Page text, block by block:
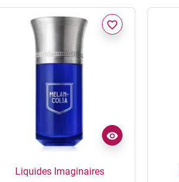
favorite_border
Liquides Imaginaires